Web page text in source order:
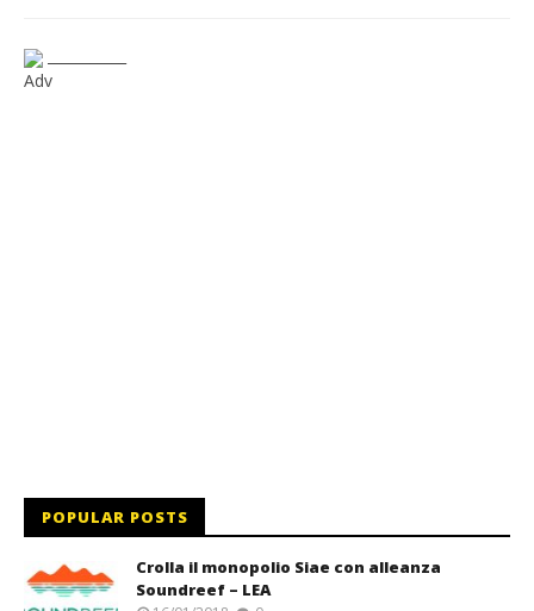
Adv
POPULAR POSTS
Crolla il monopolio Siae con alleanza
Soundreef – LEA